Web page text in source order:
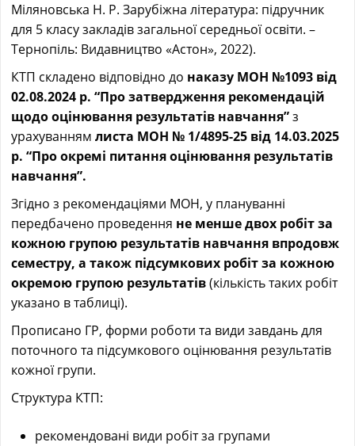
Міляновська Н. Р. Зарубіжна література: підручник
для 5 класу закладів загальної середньої освіти. –
Тернопіль: Видавництво «Астон», 2022).
КТП складено відповідно до наказу МОН №1093 від
02.08.2024 р. “Про затвердження рекомендацій
щодо оцінювання результатів навчання”з
урахуванням листа МОН № 1/4895-25 від 14.03.2025
р. “Про окремі питання оцінювання результатів
навчання”.
Згідно з рекомендаціями МОН, у плануванні
передбачено проведення не менше двох робіт за
кожною групою результатів навчання впродовж
семестру, а також підсумкових робіт за кожною
окремою групою результатів(кількість таких робіт
указано в таблиці).
Прописано ГР, форми роботи та види завдань для
поточного та підсумкового оцінювання результатів
кожної групи.
Структура КТП:
рекомендовані види робіт за групами